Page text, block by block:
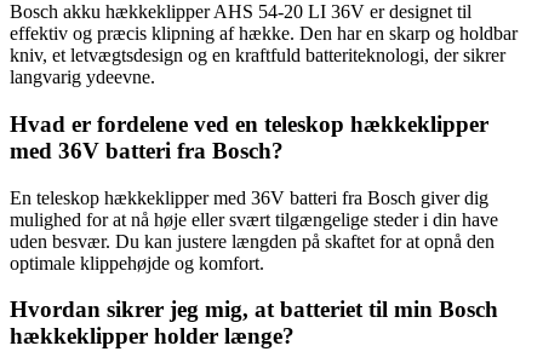
Bosch akku hækkeklipper AHS 54-20 LI 36V er designet til
effektiv og præcis klipning af hække. Den har en skarp og holdbar
kniv, et letvægtsdesign og en kraftfuld batteriteknologi, der sikrer
langvarig ydeevne.
Hvad er fordelene ved en teleskop hækkeklipper
med 36V batteri fra Bosch?
En teleskop hækkeklipper med 36V batteri fra Bosch giver dig
mulighed for at nå høje eller svært tilgængelige steder i din have
uden besvær. Du kan justere længden på skaftet for at opnå den
optimale klippehøjde og komfort.
Hvordan sikrer jeg mig, at batteriet til min Bosch
hækkeklipper holder længe?